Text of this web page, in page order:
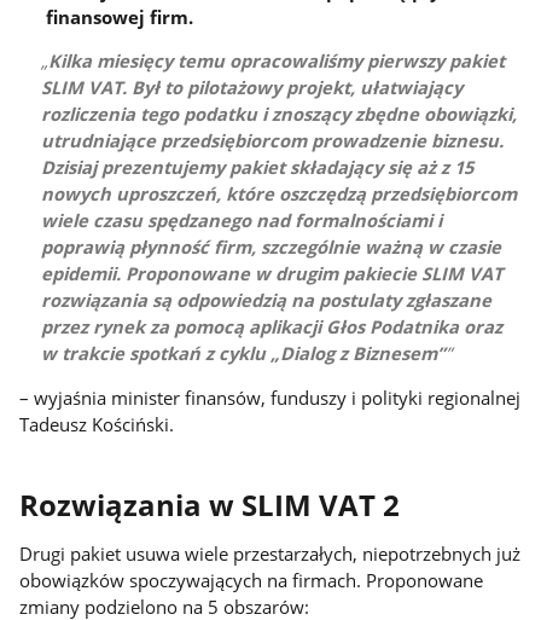
finansowej firm.
Kilka miesięcy temu opracowaliśmy pierwszy pakiet
SLIM VAT. Był to pilotażowy projekt, ułatwiający
rozliczenia tego podatku i znoszący zbędne obowiązki,
utrudniające przedsiębiorcom prowadzenie biznesu.
Dzisiaj prezentujemy pakiet składający się aż z 15
nowych uproszczeń, które oszczędzą przedsiębiorcom
wiele czasu spędzanego nad formalnościami i
poprawią płynność firm, szczególnie ważną w czasie
epidemii. Proponowane w drugim pakiecie SLIM VAT
rozwiązania są odpowiedzią na postulaty zgłaszane
przez rynek za pomocą aplikacji Głos Podatnika oraz
w trakcie spotkań z cyklu „Dialog z Biznesem”
– wyjaśnia minister finansów, funduszy i polityki regionalnej
Tadeusz Kościński.
Rozwiązania w SLIM VAT 2
Drugi pakiet usuwa wiele przestarzałych, niepotrzebnych już
obowiązków spoczywających na firmach. Proponowane
zmiany podzielono na 5 obszarów: